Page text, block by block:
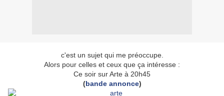
c'est un sujet qui me préoccupe.
Alors pour celles et ceux que ça intéresse :
Ce soir sur Arte à 20h45
(bande annonce)